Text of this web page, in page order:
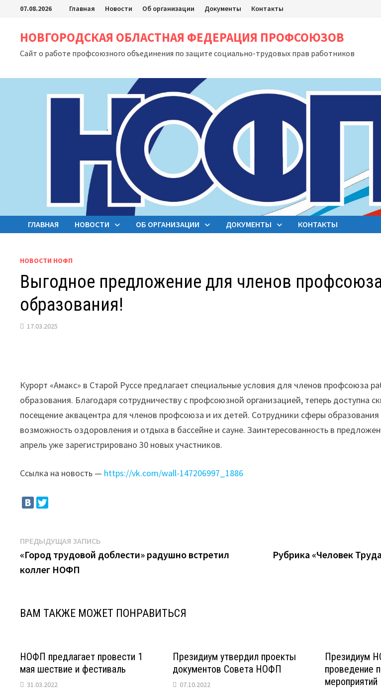
Перейти
содержимому
07.08.2026 Главная Новости Об организации Документы Контакты
НОВГОРОДСКАЯ ОБЛАСТНАЯ ФЕДЕРАЦИЯ ПРОФСОЮЗОВ
Сайт о работе профсоюзного объединения по защите социально-трудовых прав работников
ГЛАВНАЯ НОВОСТИ ОБ ОРГАНИЗАЦИИ ДОКУМЕНТЫ КОНТАКТЫ
НОВОСТИ НОФП
Выгодное предложение для членов
образования!
17.03.2025
Курорт «Амакс» в Старой Руссе предлагает специальные условия для членов профсоюза
образования. Благодаря сотрудничеству с профсоюзной организацией, теперь доступна
посещение аквацентра для членов профсоюза и их детей. Сотрудники сферы
возможность оздоровления и отдыха в бассейне и сауне. Заинтересованность в
апрель уже зарегистрировано 30 новых участников.
Ссылка на новость — https://vk.com/wall-147206997_1886
Навигация
по
ПРЕДЫДУЩАЯ ЗАПИСЬ
запись:
«Город трудовой доблести» радушно встретил
коллег НОФП
Рубрика «Человек
ВАМ ТАКЖЕ МОЖЕТ ПОНРАВИТЬСЯ
НОФП предлагает провести 1
мая шествие и фестиваль
31.03.2022
Президиум утвердил проекты
документов Совета НОФП
07.10.2022
Президиум
проведение
мероприятий